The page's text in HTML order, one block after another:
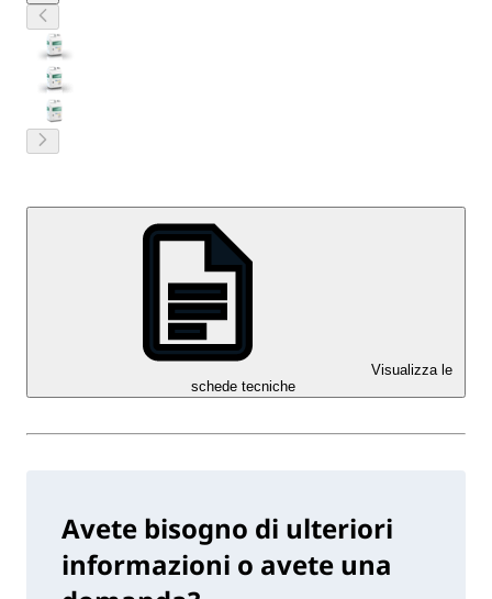
Visualizza le
schede tecniche
Avete bisogno di ulteriori
informazioni o avete una